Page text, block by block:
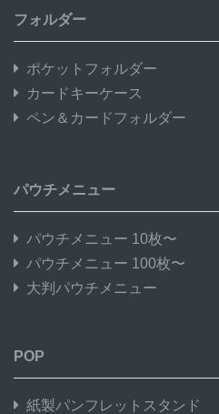
フォルダー
ポケットフォルダー
カードキーケース
ペン＆カードフォルダー
パウチメニュー
パウチメニュー 10枚〜
パウチメニュー 100枚〜
大判パウチメニュー
POP
紙製パンフレットスタンド